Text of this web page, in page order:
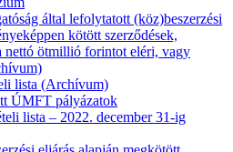
által lefolytatott (köz)beszerzési
kötött szerződések,
nettó ötmillió forintot eléri, vagy
lista (Archívum)
ÚMFT pályázatok
lista – 2022. december 31-ig